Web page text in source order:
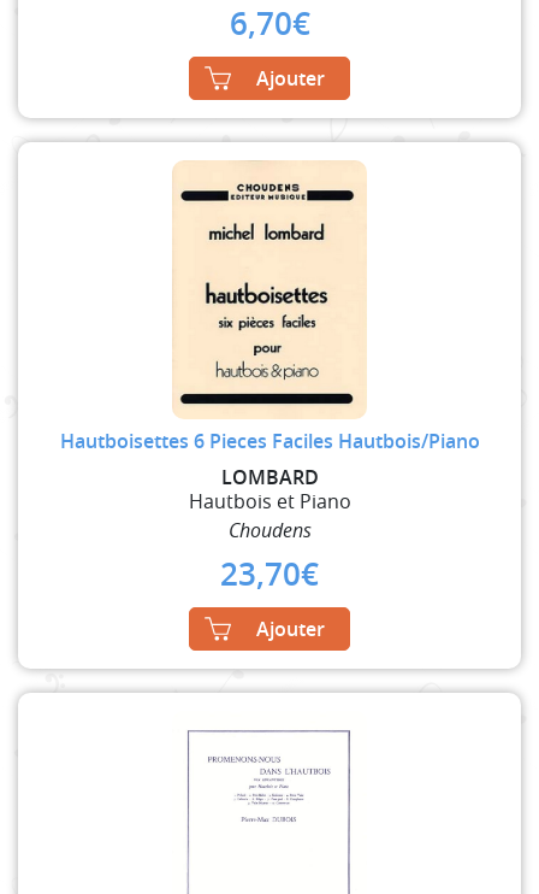
6,70€
Ajouter
Hautboisettes 6 Pieces Faciles Hautbois/Piano
LOMBARD
Hautbois et Piano
Choudens
23,70€
Ajouter